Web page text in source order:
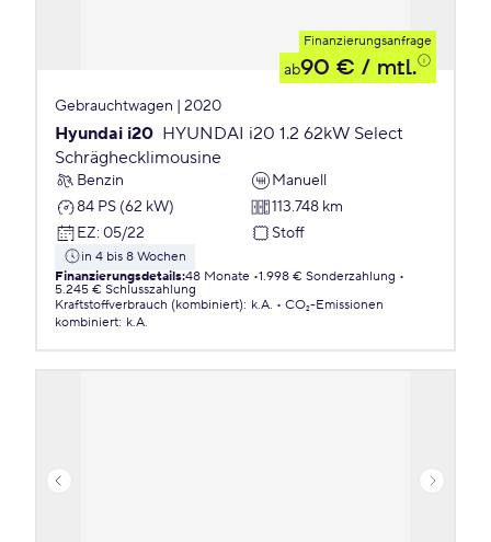
Finanzierungsanfrage
ab90 € / mtl.
Gebrauchtwagen | 2020
Hyundai i20 HYUNDAI i20 1.2 62kW Select
Schräghecklimousine
Benzin
Manuell
84 PS (62 kW)
113.748 km
EZ: 05/22 Stoff
in 4 bis 8 Wochen
Finanzierungsdetails:48 Monate 1.998 € Sonderzahlung
5.245 € Schlusszahlung
Kraftstoffverbrauch (kombiniert): k.A.
CO₂-Emissionen
kombiniert: k.A.